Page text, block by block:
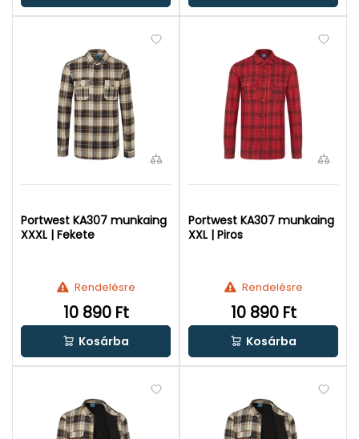
Portwest KA307 munkaing
XXXL | Fekete
Rendelésre
10 890 Ft
Kosárba
Portwest KA307 munkaing
XXL | Piros
Rendelésre
10 890 Ft
Kosárba